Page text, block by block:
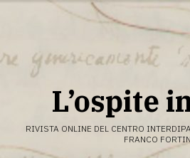
L’ospite
RIVISTA ONLINE DEL CENTRO
FRANCO